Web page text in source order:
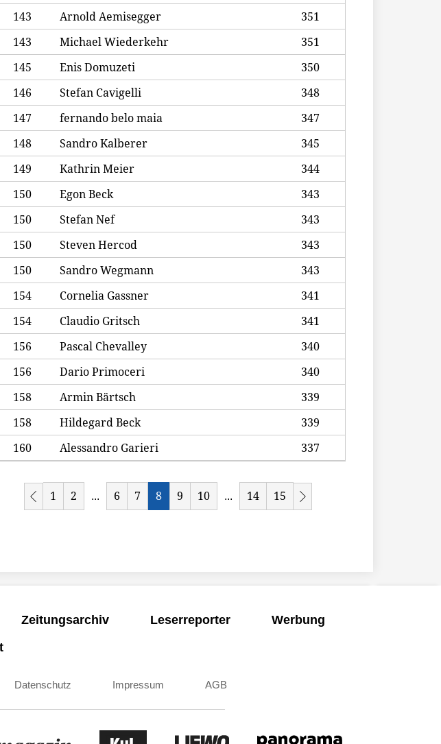
143
Arnold Aemisegger
351
143
Michael Wiederkehr
351
145
Enis Domuzeti
350
146
Stefan Cavigelli
348
147
fernando belo maia
347
148
Sandro Kalberer
345
149
Kathrin Meier
344
150
Egon Beck
343
150
Stefan Nef
343
150
Steven Hercod
343
150
Sandro Wegmann
343
154
Cornelia Gassner
341
154
Claudio Gritsch
341
156
Pascal Chevalley
340
156
Dario Primoceri
340
158
Armin Bärtsch
339
158
Hildegard Beck
339
160
Alessandro Garieri 337
1 2 ... 6 7 8 9 10 ... 14 15
Zeitungsarchiv Leserreporter
Werbung
Datenschutz Impressum AGB